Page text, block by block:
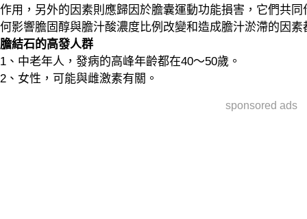
作用，另外的因素則應歸因於膽囊運動功能損害，它們共
何影響膽固醇與膽汁酸濃度比例改變和造成膽汁淤滯的因
膽結石的高發人群
1、中老年人，發病的高峰年齡都在40～50歲。
2、女性，可能與雌激素有關。
sponsored ads